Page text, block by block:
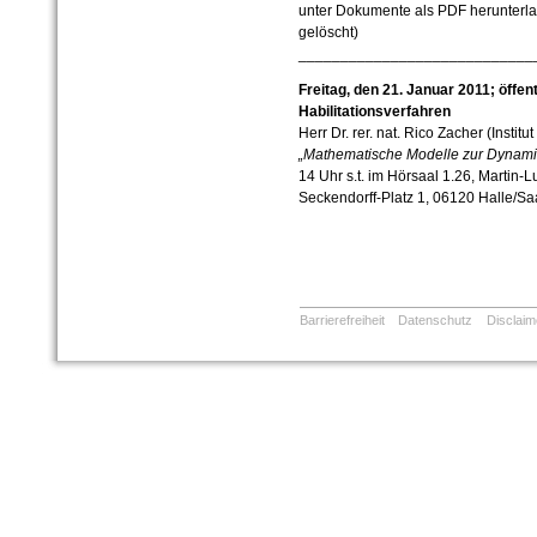
unter Dokumente als PDF
gelöscht)
Freitag, den 21. Januar 2011;
Habilitationsverfahren
Herr Dr. rer. nat. Rico Zacher
„Mathematische Modelle zur
14 Uhr s.t. im Hörsaal 1.26, Martin-
Seckendorff-Platz 1, 06120 Halle/
Barrierefreiheit Datenschutz